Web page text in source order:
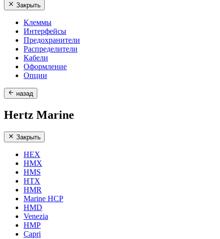
Закрыть
Клеммы
Интерфейсы
Предохранители
Распределители
Кабели
Оформление
Опции
назад
Hertz Marine
Закрыть
HEX
HMX
HMS
HTX
HMR
Marine HCP
HMD
Venezia
HMP
Capri